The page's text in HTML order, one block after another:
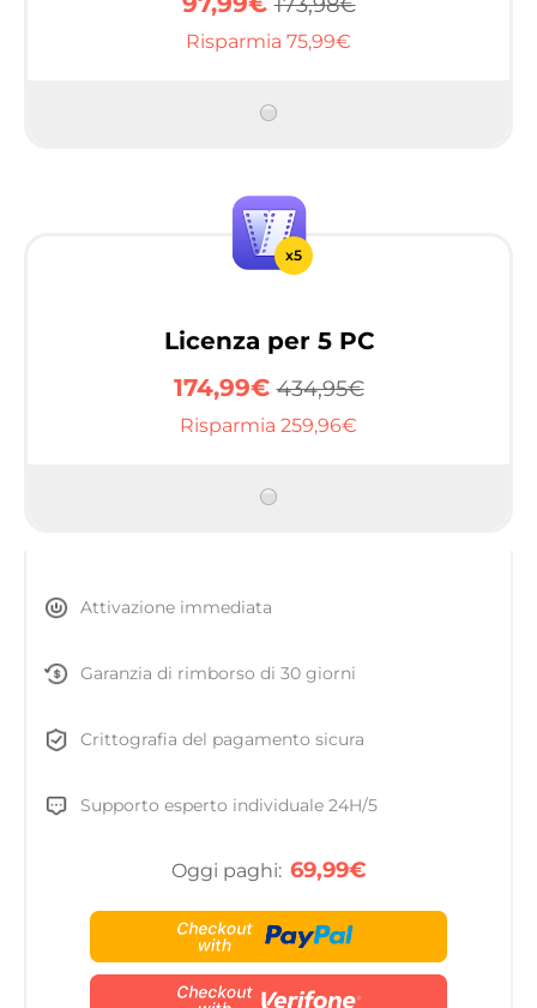
Risparmia 75,99€
x5
Licenza per 5 PC
174,99€434,95€
Risparmia 259,96€
Attivazione immediata
Garanzia di rimborso di 30 giorni
Crittografia del pagamento sicura
Supporto esperto individuale 24H/5
Oggi paghi: 69,99€